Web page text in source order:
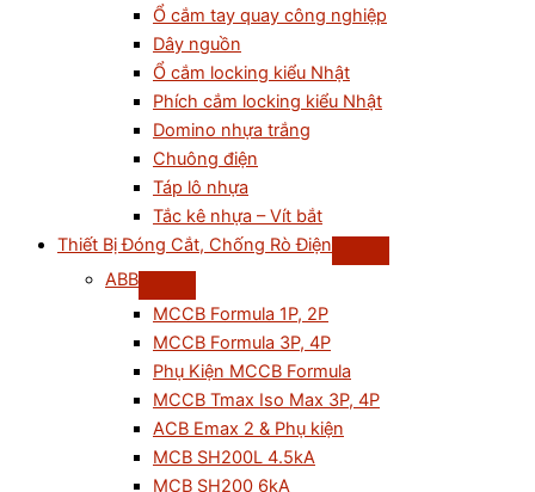
Ổ cắm tay quay công nghiệp
Dây nguồn
Ổ cắm locking kiểu Nhật
Phích cắm locking kiểu Nhật
Domino nhựa trắng
Chuông điện
Táp lô nhựa
Tắc kê nhựa – Vít bắt
Thiết Bị Đóng Cắt, Chống Rò Điện
ABB
MCCB Formula 1P, 2P
MCCB Formula 3P, 4P
Phụ Kiện MCCB Formula
MCCB Tmax Iso Max 3P, 4P
ACB Emax 2 & Phụ kiện
MCB SH200L 4.5kA
MCB SH200 6kA